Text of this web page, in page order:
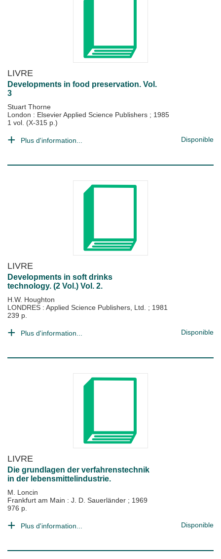
LIVRE
Developments in food preservation. Vol.
3
Stuart Thorne
London : Elsevier Applied Science Publishers ; 1985
1 vol. (X-315 p.)
Plus d'information... Disponible
LIVRE
Developments in soft drinks
technology. (2 Vol.) Vol. 2.
H.W. Houghton
LONDRES : Applied Science Publishers, Ltd. ; 1981
239 p.
Plus d'information... Disponible
LIVRE
Die grundlagen der verfahrenstechnik
in der lebensmittelindustrie.
M. Loncin
Frankfurt am Main : J. D. Sauerländer ; 1969
976 p.
Plus d'information... Disponible